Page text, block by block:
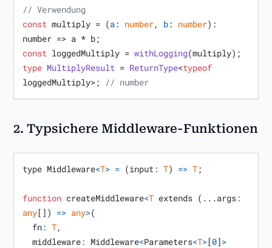
// Verwendung
const multiply = (a: number, b: number
number =>
const loggedMultiply = withLogging
type MultiplyResult = ReturnType<typeof
loggedMultiply>;
// number
2. Typsichere Middleware-Funktionen
type Middleware<T> = (input: T) => T;
function createMiddleware<T extends ( ...args:
any[ ] ) => any>(
  fn
: T,
  middleware
: Middleware<Parameters<T>[0]>